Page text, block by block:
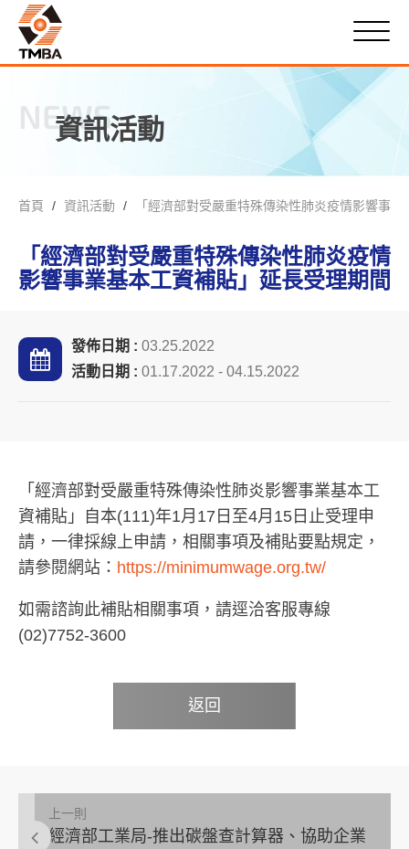
NEWS
資訊活動
首頁 資訊活動 「經濟部對受嚴重特殊傳染性肺炎疫情影響事
「經濟部對受嚴重特殊傳染性肺炎疫情
影響事業基本工資補貼」延長受理期間
發佈日期 : 03.25.2022
活動日期 : 01.17.2022 - 04.15.2022
「經濟部對受嚴重特殊傳染性肺炎影響事業基本工
資補貼」自本(111)年1月17日至4月15日止受理申
請，一律採線上申請，相關事項及補貼要點規定，
請參閱網站： https://minimumwage.org.tw/
如需諮詢此補貼相關事項，請逕洽客服專線
(02)7752-3600
返回
上一則
經濟部工業局-推出碳盤查計算器、協助企業